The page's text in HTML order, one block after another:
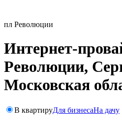
пл Революции
Интернет-
Революции,
Московская
В квартируДля бизнесаНа дачу